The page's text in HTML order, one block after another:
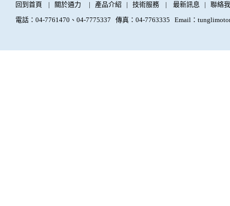
回到首頁 | 關於通力 | 產品介紹 | 技術服務 | 最新訊息 | 聯絡
電話：04-7761470、04-7775337
傳真：04-7763335 Email：